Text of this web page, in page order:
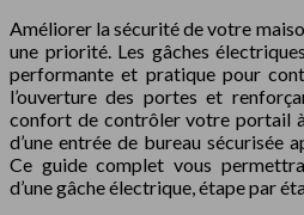
Améliorer la sécurité de votre
une priorité. Les gâches
performante et pratique pour
l’ouverture des portes et
confort de contrôler votre portail
d’une entrée de bureau sécurisée
Ce guide complet vous
d’une gâche électrique, étape par